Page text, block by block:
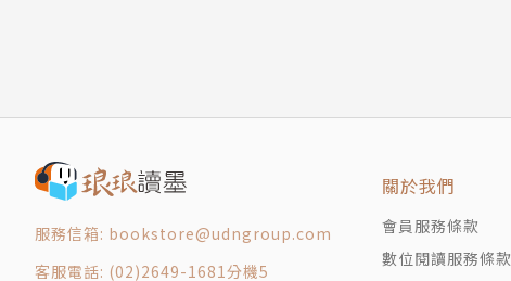
服務信箱: bookstore@udngroup.com
客服電話: (02)2649-1681分機5
關於我們
會員服務條款
數位閱讀服務條款